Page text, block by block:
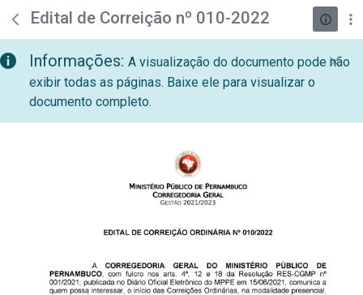
Pular para o Conteúdo principal
teste descricao
Edital de Correição nº 010-2022
Informações: A visualização do documento pode não
exibir todas as páginas. Baixe ele para visualizar o
documento completo.